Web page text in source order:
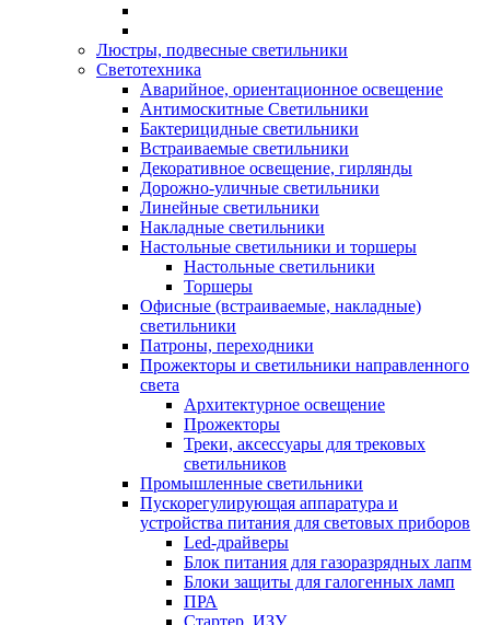
Люстры, подвесные светильники
Светотехника
Аварийное, ориентационное освещение
Антимоскитные Светильники
Бактерицидные светильники
Встраиваемые светильники
Декоративное освещение, гирлянды
Дорожно-уличные светильники
Линейные светильники
Накладные светильники
Настольные светильники и торшеры
Настольные светильники
Торшеры
Офисные (встраиваемые, накладные)
светильники
Патроны, переходники
Прожекторы и светильники направленного
света
Архитектурное освещение
Прожекторы
Треки, аксессуары для трековых
светильников
Промышленные светильники
Пускорегулирующая аппаратура и
устройства питания для световых приборов
Led-драйверы
Блок питания для газоразрядных лапм
Блоки защиты для галогенных ламп
ПРА
Стартер, ИЗУ